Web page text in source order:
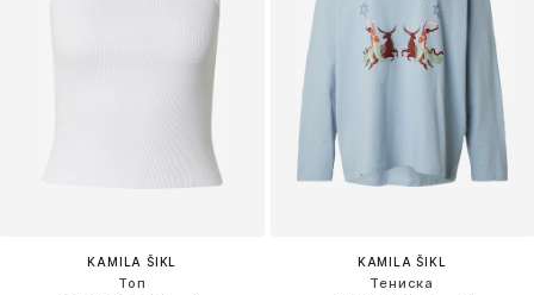
KAMILA ŠIKL
Топ
KAMILA ŠIKL
Тениска